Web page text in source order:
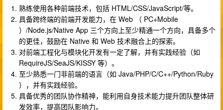
熟练使用各种前端技术，包括 HTML/CSS/JavaScript/等。
具备跨终端的前端开发能力，在 Web （ PC+Mobile
）/Node.js/Native App 三个方向上至少精通一个方向，具备多个
的更佳，鼓励在 Native 和 Web 技术融合上的探索。
对前端工程化与模块化开发有一定了解，并有实践经验（如
RequireJS/SeaJS/KISSY 等）。
至少熟悉一门非前端的语言（如 Java/PHP/C/C++/Python/Ruby
），并有实践经验。
具备优秀的团队协作精神，能利用自身技术能力提升团队整体研
发效率，提高团队影响力。